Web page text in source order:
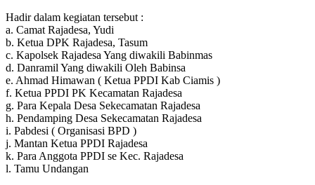
Hadir dalam kegiatan tersebut :
a. Camat Rajadesa, Yudi
b. Ketua DPK Rajadesa, Tasum
c. Kapolsek Rajadesa Yang diwakili Babinmas
d. Danramil Yang diwakili Oleh Babinsa
e. Ahmad Himawan ( Ketua PPDI Kab Ciamis )
f. Ketua PPDI PK Kecamatan Rajadesa
g. Para Kepala Desa Sekecamatan Rajadesa
h. Pendamping Desa Sekecamatan Rajadesa
i. Pabdesi ( Organisasi BPD )
j. Mantan Ketua PPDI Rajadesa
k. Para Anggota PPDI se Kec. Rajadesa
l. Tamu Undangan